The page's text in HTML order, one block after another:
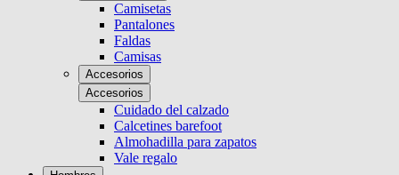
Camisetas
Pantalones
Faldas
Camisas
Accesorios
Accesorios
Cuidado del calzado
Calcetines barefoot
Almohadilla para zapatos
Vale regalo